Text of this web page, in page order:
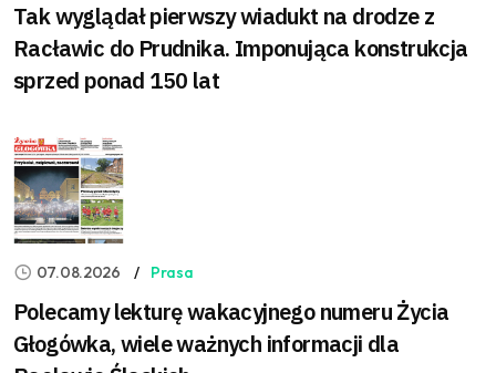
Tak wyglądał pierwszy wiadukt na drodze z
Racławic do Prudnika. Imponująca konstrukcja
sprzed ponad 150 lat
07.08.2026 Prasa
Polecamy lekturę wakacyjnego numeru Życia
Głogówka, wiele ważnych informacji dla